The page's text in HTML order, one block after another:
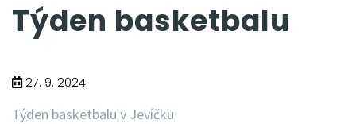
Týden basketbalu
27. 9. 2024
Týden basketbalu v Jevíčku